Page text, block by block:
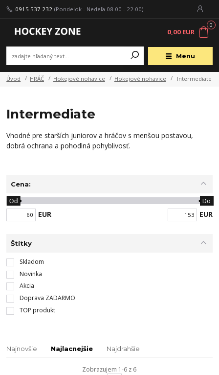
Menu
0915 537 232 (Pondelok - Nedeľa 08.00 - 22.00)
0
0,00 EUR
Úvod HRÁČ Hokejové nohavice Hokejové nohavice Intermediate
Intermediate
Vhodné pre starších juniorov a hráčov s menšou postavou,
dobrá ochrana a pohodlná pohyblivosť.
Cena:
EUR
Od Do
EUR
Štítky
Skladom
Novinka
Akcia
Doprava ZADARMO
TOP produkt
Najnovšie Najlacnejšie Najdrahšie
Zobrazujem 1-6 z 6